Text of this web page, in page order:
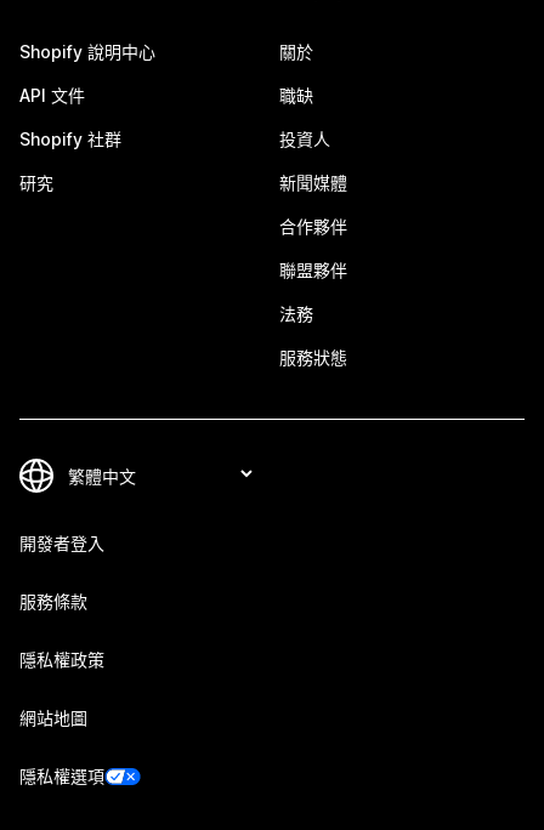
Shopify 說明中心
API 文件
Shopify 社群
研究
關於
職缺
投資人
新聞媒體
合作夥伴
聯盟夥伴
法務
服務狀態
開發者登入
服務條款
隱私權政策
網站地圖
隱私權選項